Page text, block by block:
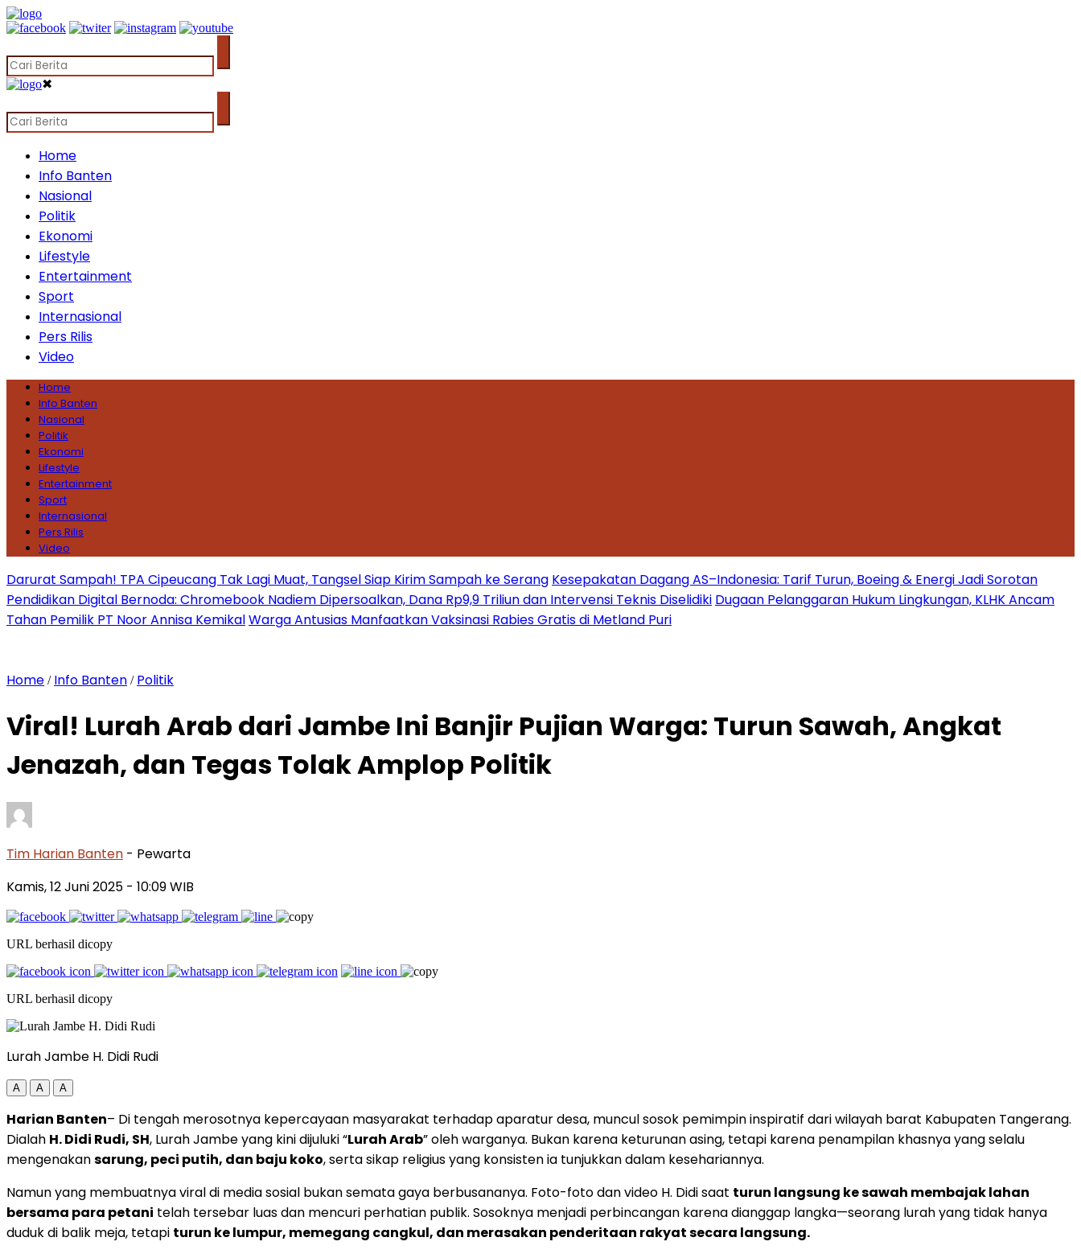
✖
Home
Info Banten
Nasional
Politik
Ekonomi
Lifestyle
Entertainment
Sport
Internasional
Pers Rilis
Video
Home
Info Banten
Nasional
Politik
Ekonomi
Lifestyle
Entertainment
Sport
Internasional
Pers Rilis
Video
Darurat Sampah! TPA Cipeucang Tak Lagi Muat, Tangsel Siap Kirim Sampah ke Serang Kesepakatan Dagang AS–Indonesia: Tarif Turun, Boeing & Energi Jadi Sorotan
Pendidikan Digital Bernoda: Chromebook Nadiem Dipersoalkan, Dana Rp9,9 Triliun dan Intervensi Teknis Diselidiki Dugaan Pelanggaran Hukum Lingkungan, KLHK Ancam
Tahan Pemilik PT Noor Annisa KemikalWarga Antusias Manfaatkan Vaksinasi Rabies Gratis di Metland Puri
Home / Info Banten / Politik
Viral! Lurah Arab dari Jambe Ini Banjir Pujian Warga: Turun Sawah, Angkat
Jenazah, dan Tegas Tolak Amplop Politik
Tim Harian Banten - Pewarta
Kamis, 12 Juni 2025 - 10:09 WIB
URL berhasil dicopy
URL berhasil dicopy
Lurah Jambe H. Didi Rudi
A A A
Harian Banten– Di tengah merosotnya kepercayaan masyarakat terhadap aparatur desa, muncul sosok pemimpin inspiratif dari wilayah barat Kabupaten Tangerang.
Dialah H. Didi Rudi, SH, Lurah Jambe yang kini dijuluki “Lurah Arab” oleh warganya. Bukan karena keturunan asing, tetapi karena penampilan khasnya yang selalu
mengenakansarung, peci putih, dan baju koko, serta sikap religius yang konsisten ia tunjukkan dalam kesehariannya.
Namun yang membuatnya viral di media sosial bukan semata gaya berbusananya. Foto-foto dan video H. Didi saat turun langsung ke sawah membajak lahan
bersama para petani telah tersebar luas dan mencuri perhatian publik. Sosoknya menjadi perbincangan karena dianggap langka—seorang lurah yang tidak hanya
duduk di balik meja, tetapi turun ke lumpur, memegang cangkul, dan merasakan penderitaan rakyat secara langsung.